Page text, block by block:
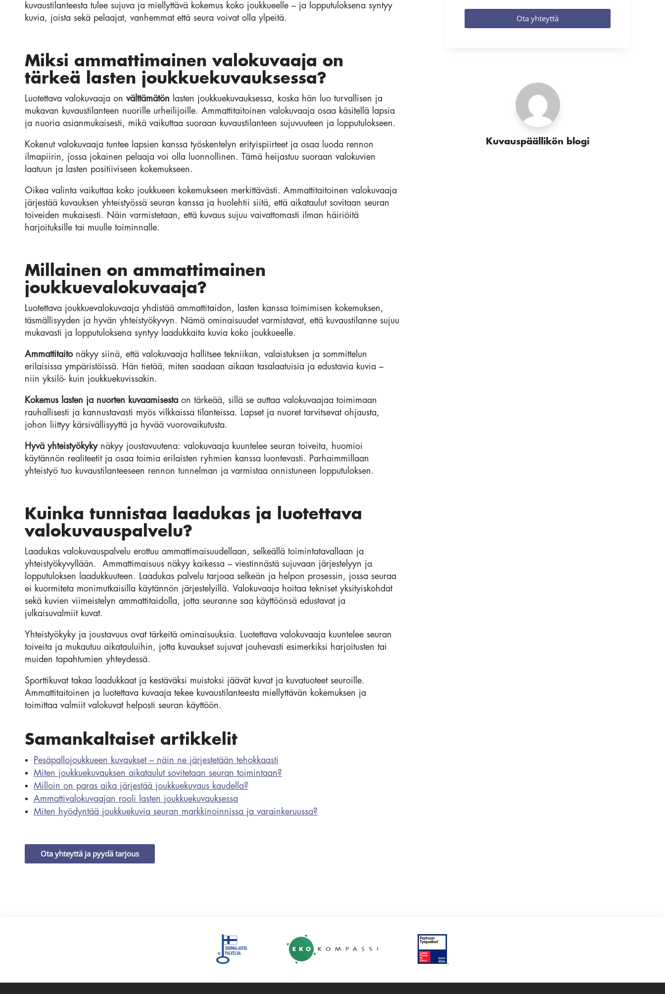
kuvaustilanteesta tulee sujuva ja miellyttävä kokemus koko joukkueelle – ja lopputuloksena syntyy
kuvia, joista sekä pelaajat, vanhemmat että seura voivat olla ylpeitä.
Miksi ammattimainen valokuvaaja on
tärkeä lasten joukkuekuvauksessa?
Luotettava valokuvaaja on välttämätön lasten joukkuekuvauksessa, koska hän luo turvallisen ja
mukavan kuvaustilanteen nuorille urheilijoille. Ammattitaitoinen valokuvaaja osaa käsitellä lapsia
ja nuoria asianmukaisesti, mikä vaikuttaa suoraan kuvaustilanteen sujuvuuteen ja lopputulokseen.
Kokenut valokuvaaja tuntee lapsien kanssa työskentelyn erityispiirteet ja osaa luoda rennon
ilmapiirin, jossa jokainen pelaaja voi olla luonnollinen. Tämä heijastuu suoraan valokuvien
laatuun ja lasten positiiviseen kokemukseen.
Oikea valinta vaikuttaa koko joukkueen kokemukseen merkittävästi. Ammattitaitoinen valokuvaaja
järjestää kuvauksen yhteistyössä seuran kanssa ja huolehtii siitä, että aikataulut sovitaan seuran
toiveiden mukaisesti. Näin varmistetaan, että kuvaus sujuu vaivattomasti ilman häiriöitä
harjoituksille tai muulle toiminnalle.
Millainen on ammattimainen
joukkuevalokuvaaja?
Luotettava joukkuevalokuvaaja yhdistää ammattitaidon, lasten kanssa toimimisen kokemuksen,
täsmällisyyden ja hyvän yhteistyökyvyn. Nämä ominaisuudet varmistavat, että kuvaustilanne sujuu
mukavasti ja lopputuloksena syntyy laadukkaita kuvia koko joukkueelle.
Ammattitaitonäkyy siinä, että valokuvaaja hallitsee tekniikan, valaistuksen ja sommittelun
erilaisissa ympäristöissä. Hän tietää, miten saadaan aikaan tasalaatuisia ja edustavia kuvia –
niin yksilö- kuin joukkuekuvissakin.
Kokemus lasten ja nuorten kuvaamisesta on tärkeää, sillä se auttaa valokuvaajaa toimimaan
rauhallisesti ja kannustavasti myös vilkkaissa tilanteissa. Lapset ja nuoret tarvitsevat ohjausta,
johon liittyy kärsivällisyyttä ja hyvää vuorovaikutusta.
Hyvä yhteistyökykynäkyy joustavuutena: valokuvaaja kuuntelee seuran toiveita, huomioi
käytännön realiteetit ja osaa toimia erilaisten ryhmien kanssa luontevasti. Parhaimmillaan
yhteistyö tuo kuvaustilanteeseen rennon tunnelman ja varmistaa onnistuneen lopputuloksen.
Kuinka tunnistaa laadukas ja luotettava
valokuvauspalvelu?
Laadukas valokuvauspalvelu erottuu ammattimaisuudellaan, selkeällä toimintatavallaan ja
yhteistyökyvyllään. Ammattimaisuus näkyy kaikessa – viestinnästä sujuvaan järjestelyyn ja
lopputuloksen laadukkuuteen. Laadukas palvelu tarjoaa selkeän ja helpon prosessin, jossa seuraa
ei kuormiteta monimutkaisilla käytännön järjestelyillä. Valokuvaaja hoitaa tekniset yksityiskohdat
sekä kuvien viimeistelyn ammattitaidolla, jotta seuranne saa käyttöönsä edustavat ja
julkaisuvalmiit kuvat.
Yhteistyökyky ja joustavuus ovat tärkeitä ominaisuuksia. Luotettava valokuvaaja kuuntelee seuran
toiveita ja mukautuu aikatauluihin, jotta kuvaukset sujuvat jouhevasti esimerkiksi harjoitusten tai
muiden tapahtumien yhteydessä.
Sporttikuvat takaa laadukkaat ja kestäväksi muistoksi jäävät kuvat ja kuvatuoteet seuroille.
Ammattitaitoinen ja luotettava kuvaaja tekee kuvaustilanteesta miellyttävän kokemuksen ja
toimittaa valmiit valokuvat helposti seuran käyttöön.
Samankaltaiset artikkelit
Pesäpallojoukkueen kuvaukset – näin ne järjestetään tehokkaasti
Miten joukkuekuvauksen aikataulut sovitetaan seuran toimintaan?
Milloin on paras aika järjestää joukkuekuvaus kaudella?
Ammattivalokuvaajan rooli lasten joukkuekuvauksessa
Miten hyödyntää joukkuekuvia seuran markkinoinnissa ja varainkeruussa?
Ota yhteyttä ja pyydä tarjous
Ota yhteyttä
Kuvauspäällikön blogi